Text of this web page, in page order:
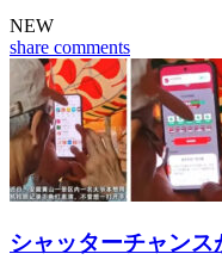
NEW
share comments
シャッターチャン